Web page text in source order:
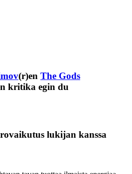
(r)en The Gods
kritika egin du
lukijan kanssa